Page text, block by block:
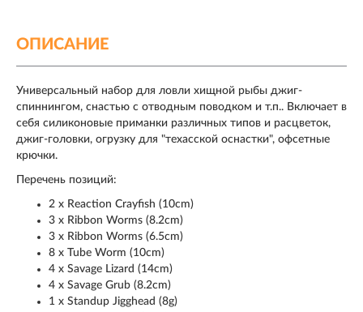
ОПИСАНИЕ
Универсальный набор для ловли хищной рыбы джиг-
спиннингом, снастью с отводным поводком и т.п.. Включает в
себя силиконовые приманки различных типов и расцветок,
джиг-головки, огрузку для "техасской оснастки", офсетные
крючки.
Перечень позиций:
2 x Reaction Crayfish (10cm)
3 x Ribbon Worms (8.2cm)
3 x Ribbon Worms (6.5cm)
8 x Tube Worm (10cm)
4 x Savage Lizard (14cm)
4 x Savage Grub (8.2cm)
1 x Standup Jigghead (8g)